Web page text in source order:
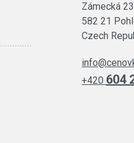
Zámecká
582 21
Czech
+420 604